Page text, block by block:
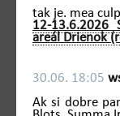
tak je. mea
12-13.6.2026
areál Drienok
30.06. 18:05
Ak si dobre